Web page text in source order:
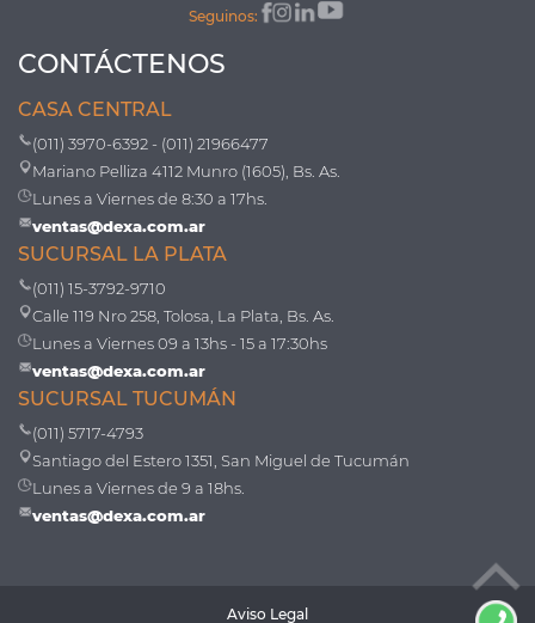
Seguinos:
CONTÁCTENOS
CASA CENTRAL
(011) 3970-6392 - (011) 21966477
Mariano Pelliza 4112 Munro (1605), Bs. As.
Lunes a Viernes de 8:30 a 17hs.
ventas@dexa.com.ar
SUCURSAL LA PLATA
(011) 15-3792-9710
Calle 119 Nro 258, Tolosa, La Plata, Bs. As.
Lunes a Viernes 09 a 13hs - 15 a 17:30hs
ventas@dexa.com.ar
SUCURSAL TUCUMÁN
(011) 5717-4793
Santiago del Estero 1351, San Miguel de Tucumán
Lunes a Viernes de 9 a 18hs.
ventas@dexa.com.ar
Aviso Legal